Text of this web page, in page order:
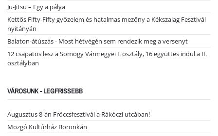
Ju-Jitsu – Egy a pálya
Kettős Fifty-Fifty győzelem és hatalmas mezőny a Kékszalag Fesztivál
nyitányán
Balaton-átúszás - Most hétvégén sem rendezik meg a versenyt
12 csapatos lesz a Somogy Vármegyei I. osztály, 16 együttes indul a II.
osztályban
VÁROSUNK - LEGFRISSEBB
Augusztus 8-án Fröccsfesztivál a Rákóczi utcában!
Mozgó Kultúrház Boronkán